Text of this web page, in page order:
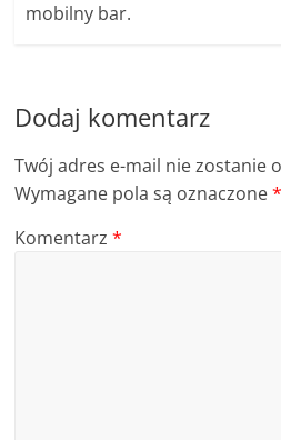
mobilny bar.
Dodaj komentarz
Twój adres e-mail nie zostanie
Wymagane pola są oznaczone*
Komentarz*